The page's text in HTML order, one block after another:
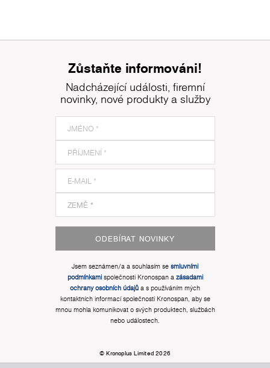
Zůstaňte informováni!
Nadcházející události, firemní
novinky, nové produkty a služby
ODEBÍRAT NOVINKY
Jsem seznámen/a a souhlasím se smluvními
podmínkamispolečnosti Kronospan a zásadami
ochrany osobních údajů a s používáním mých
kontaktních informací společnosti Kronospan, aby se
mnou mohla komunikovat o svých produktech, službách
nebo událostech.
© Kronoplus Limited 2026